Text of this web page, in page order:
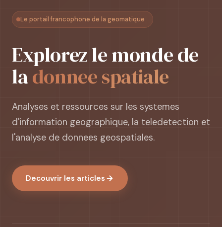
Le portail francophone de la geomatique
Explorez le monde de
ladonnee spatiale
Analyses et ressources sur les systemes
d'information geographique, la teledetection et
l'analyse de donnees geospatiales.
Decouvrir les articles